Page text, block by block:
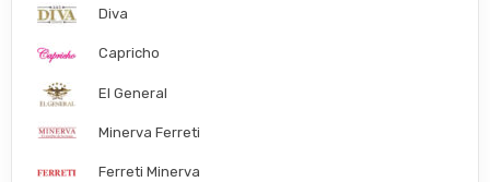
Diva
Capricho
El General
Minerva Ferreti
Ferreti Minerva